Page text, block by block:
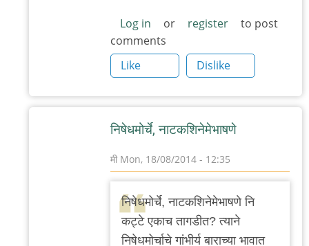
Log in or register
to post
comments
Like
Dislike
निषेधमोर्चे, नाटकशिनेमेभाषणे
मी Mon, 18/08/2014 - 12:35
In
reply
to
परि
निषेधमोर्चे, नाटकशिनेमेभाषणे नि
कट्टे एकाच तागडीत? त्याने
निषेधमोर्चाचे गांभीर्य बाराच्या भावात